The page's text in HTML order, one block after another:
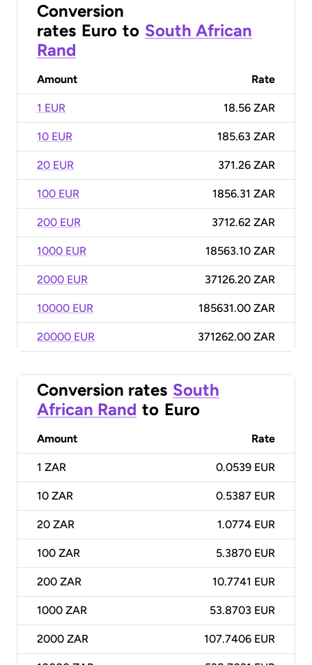
Conversion
rates Euro to South African
Rand
Amount Rate
1 EUR 18.56 ZAR
10 EUR 185.63 ZAR
20 EUR 371.26 ZAR
100 EUR 1856.31 ZAR
200 EUR 3712.62 ZAR
1000 EUR 18563.10 ZAR
2000 EUR 37126.20 ZAR
10000 EUR 185631.00 ZAR
20000 EUR 371262.00 ZAR
Conversion rates South
African Rand to Euro
Amount Rate
1 ZAR 0.0539 EUR
10 ZAR 0.5387 EUR
20 ZAR 1.0774 EUR
100 ZAR 5.3870 EUR
200 ZAR 10.7741 EUR
1000 ZAR 53.8703 EUR
2000 ZAR 107.7406 EUR